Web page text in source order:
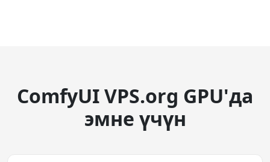
ComfyUI VPS.org GPU'да
эмне үчүн